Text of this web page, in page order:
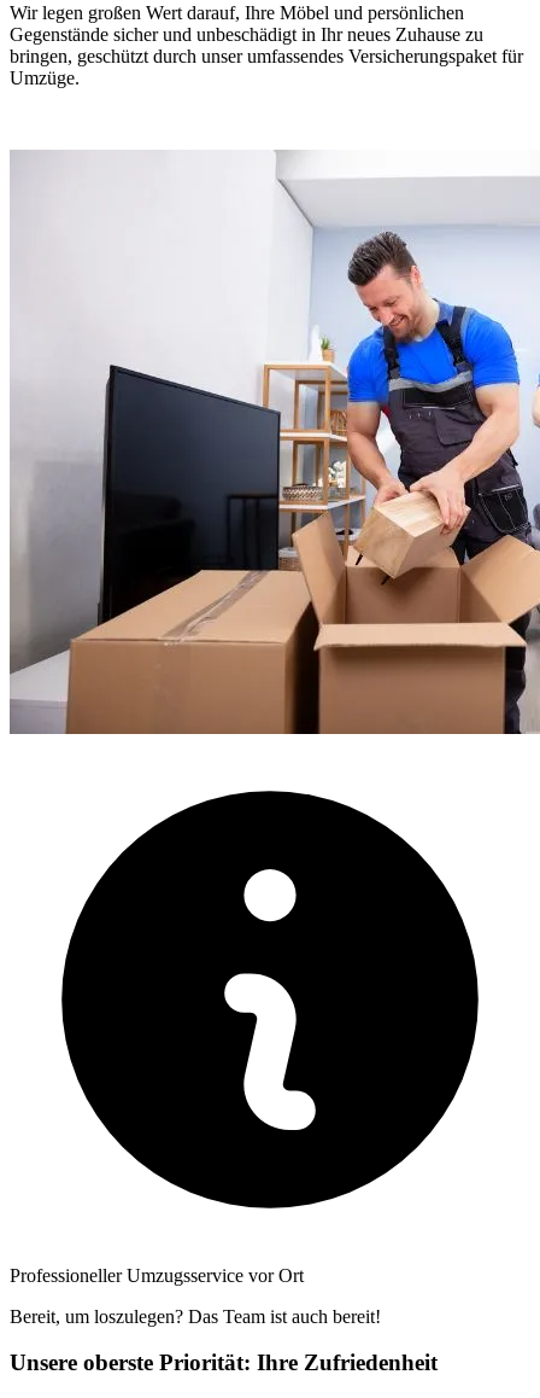
Wir legen großen Wert darauf, Ihre Möbel und persönlichen
Gegenstände sicher und unbeschädigt in Ihr neues Zuhause zu
bringen, geschützt durch unser umfassendes Versicherungspaket für
Umzüge.
Professioneller Umzugsservice vor Ort
Bereit, um loszulegen? Das Team ist auch bereit!
Unsere oberste Priorität: Ihre Zufriedenheit